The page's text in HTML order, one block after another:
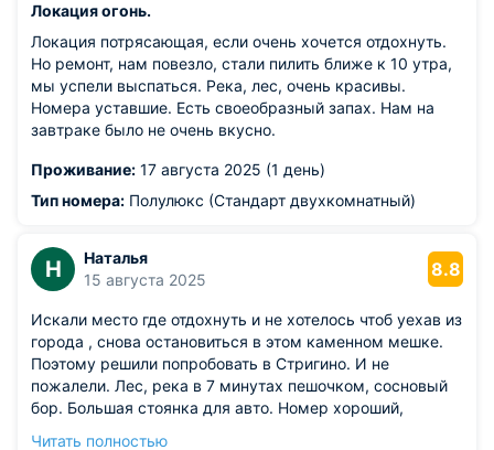
Локация огонь.
Локация потрясающая, если очень хочется отдохнуть.
Но ремонт, нам повезло, стали пилить ближе к 10 утра,
мы успели выспаться. Река, лес, очень красивы.
Номера уставшие. Есть своеобразный запах. Нам на
завтраке было не очень вкусно.
Проживание: 17 августа 2025 (1 день)
Тип номера: Полулюкс (Стандарт двухкомнатный)
Н
Наталья
15 августа 2025
8.8
Искали место где отдохнуть и не хотелось чтоб уехав из
города , снова остановиться в этом каменном мешке.
Поэтому решили попробовать в Стригино. И не
пожалели. Лес, река в 7 минутах пешочком, сосновый
бор. Большая стоянка для авто. Номер хороший,
Читать полностью